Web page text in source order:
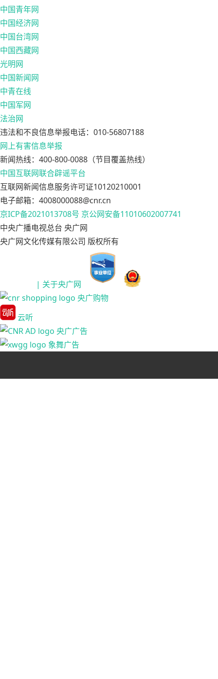
中国青年网
中国经济网
中国台湾网
中国西藏网
光明网
中国新闻网
中青在线
中国军网
法治网
违法和不良信息举报电话：010-56807188
网上有害信息举报
新闻热线：400-800-0088（节目覆盖热线）
中国互联网联合辟谣平台
互联网新闻信息服务许可证10120210001
电子邮箱：4008000088@cnr.cn
京ICP备2021013708号 京公网安备11010602007741
中央广播电视总台 央广网
央广网文化传媒有限公司 版权所有
| 关于央广网
央广购物
云听
央广广告
象舞广告